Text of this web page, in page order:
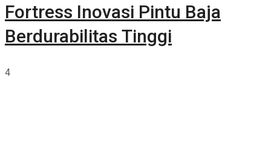
Fortress Inovasi Pintu Baja
Berdurabilitas Tinggi
4